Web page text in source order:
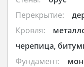
Перекрытие:
Кровля:
черепица,
Фундамент: